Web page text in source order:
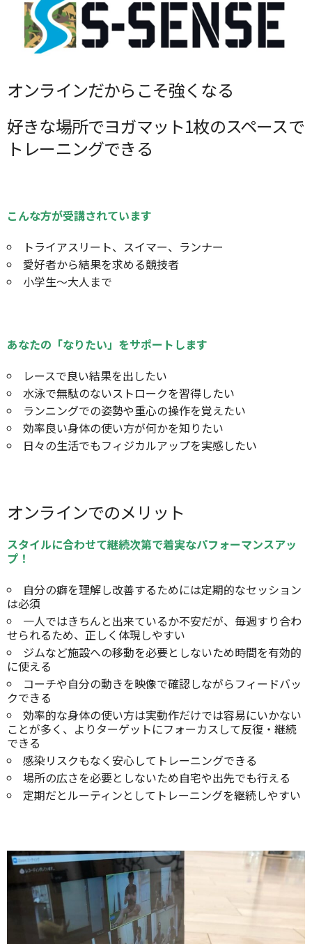
オンラインだからこそ強くなる
好きな場所でヨガマット1枚のスペースで
トレーニングできる
こんな方が受講されています
トライアスリート、スイマー、ランナー
愛好者から結果を求める競技者
小学生～大人まで
あなたの「なりたい」をサポートします
レースで良い結果を出したい
水泳で無駄のないストロークを習得したい
ランニングでの姿勢や重心の操作を覚えたい
効率良い身体の使い方が何かを知りたい
日々の生活でもフィジカルアップを実感したい
オンラインでのメリット
スタイルに合わせて継続次第で着実なパフォーマンスアッ
プ！
自分の癖を理解し改善するためには定期的なセッション
は必須
一人ではきちんと出来ているか不安だが、毎週すり合わ
せられるため、正しく体現しやすい
ジムなど施設への移動を必要としないため時間を有効的
に使える
コーチや自分の動きを映像で確認しながらフィードバッ
クできる
効率的な身体の使い方は実動作だけでは容易にいかない
ことが多く、よりターゲットにフォーカスして反復・継続
できる
感染リスクもなく安心してトレーニングできる
場所の広さを必要としないため自宅や出先でも行える
定期だとルーティンとしてトレーニングを継続しやすい